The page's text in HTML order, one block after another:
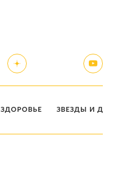
ЗДОРОВЬЕ ЗВЕЗДЫ И